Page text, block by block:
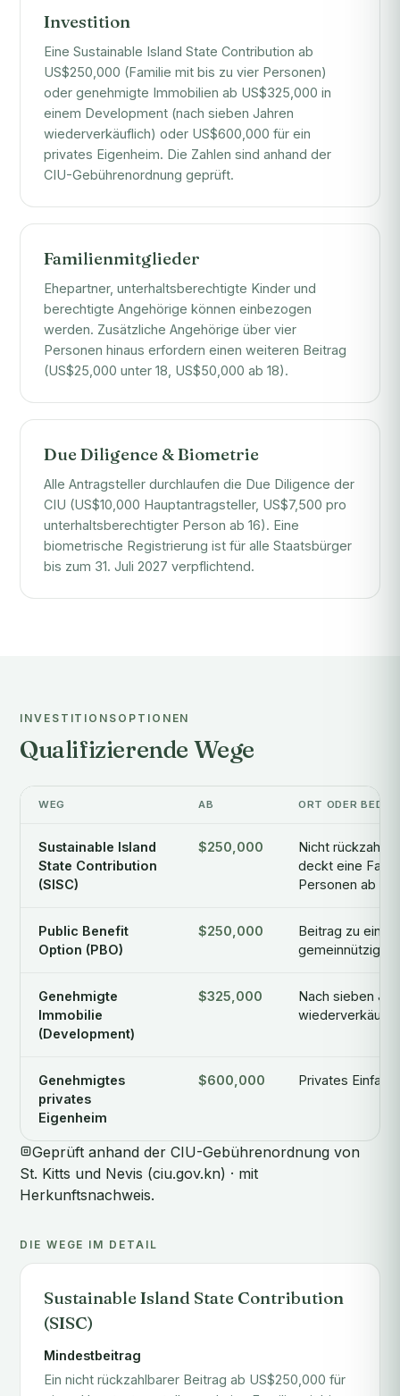
Investition
Eine Sustainable Island State Contribution ab
US$250,000 (Familie mit bis zu vier Personen)
oder genehmigte Immobilien ab US$325,000 in
einem Development (nach sieben Jahren
wiederverkäuflich) oder US$600,000 für ein
privates Eigenheim. Die Zahlen sind anhand der
CIU-Gebührenordnung geprüft.
Familienmitglieder
Ehepartner, unterhaltsberechtigte Kinder und
berechtigte Angehörige können einbezogen
werden. Zusätzliche Angehörige über vier
Personen hinaus erfordern einen weiteren Beitrag
(US$25,000 unter 18, US$50,000 ab 18).
Due Diligence & Biometrie
Alle Antragsteller durchlaufen die Due Diligence der
CIU (US$10,000 Hauptantragsteller, US$7,500 pro
unterhaltsberechtigter Person ab 16). Eine
biometrische Registrierung ist für alle Staatsbürger
bis zum 31. Juli 2027 verpflichtend.
INVESTITIONSOPTIONEN
Qualifizierende Wege
WEG AB ORT ODER
Sustainable Island
State Contribution
(SISC)
$250,000
Nicht
deckt eine
Personen ab
Public Benefit
Option (PBO)
$250,000
Beitrag zu
gemeinnützigen
Genehmigte
Immobilie
(Development)
$325,000
Nach sieben
Genehmigtes
privates
Eigenheim
$600,000 Privates
Geprüft anhand der CIU-Gebührenordnung von
St. Kitts und Nevis (ciu.gov.kn) · mit
Herkunftsnachweis.
DIE WEGE IM DETAIL
Sustainable Island State Contribution
(SISC)
Mindestbeitrag
Ein nicht rückzahlbarer Beitrag ab US$250,000 für